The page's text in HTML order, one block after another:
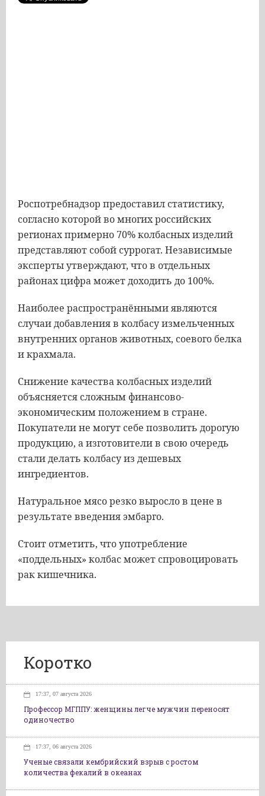
Роспотребнадзор предоставил статистику,
согласно которой во многих российских
регионах примерно 70% колбасных изделий
представляют собой суррогат. Независимые
эксперты утверждают, что в отдельных
районах цифра может доходить до 100%.
Наиболее распространёнными являются
случаи добавления в колбасу измельченных
внутренних органов животных, соевого белка
и крахмала.
Снижение качества колбасных изделий
объясняется сложным финансово-
экономическим положением в стране.
Покупатели не могут себе позволить дорогую
продукцию, а изготовители в свою очередь
стали делать колбасу из дешевых
ингредиентов.
Натуральное мясо резко выросло в цене в
результате введения эмбарго.
Стоит отметить, что употребление
«поддельных» колбас может спровоцировать
рак кишечника.
Коротко
17:37, 07 августа 2026
Профессор МГППУ: женщины легче мужчин переносят
одиночество
17:37, 06 августа 2026
Ученые связали кембрийский взрыв с ростом
количества фекалий в океанах